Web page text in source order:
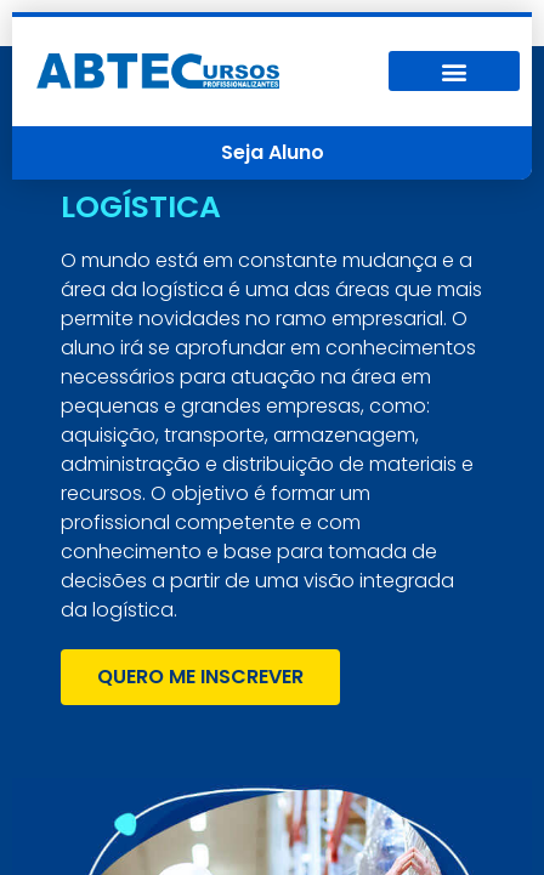
Seja Aluno
LOGÍSTICA
O mundo está em constante mudança e a
área da logística é uma das áreas que mais
permite novidades no ramo empresarial. O
aluno irá se aprofundar em conhecimentos
necessários para atuação na área em
pequenas e grandes empresas, como:
aquisição, transporte, armazenagem,
administração e distribuição de materiais e
recursos. O objetivo é formar um
profissional competente e com
conhecimento e base para tomada de
decisões a partir de uma visão integrada
da logística.
QUERO ME INSCREVER